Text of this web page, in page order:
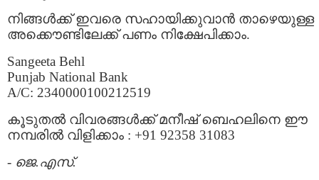
നിങ്ങള്‍ക്ക്‌ ഇവരെ സഹായിക്കുവാന്‍ താഴെയുള്ള
അക്കൌണ്ടിലേക്ക് പണം നിക്ഷേപിക്കാം.
Sangeeta Behl
Punjab National Bank
A/C: 2340000100212519
കൂടുതല്‍ വിവരങ്ങള്‍ക്ക് മനീഷ്‌ ബെഹലിനെ ഈ
നമ്പരില്‍ വിളിക്കാം : +91 92358 31083
- ജെ.എസ്.